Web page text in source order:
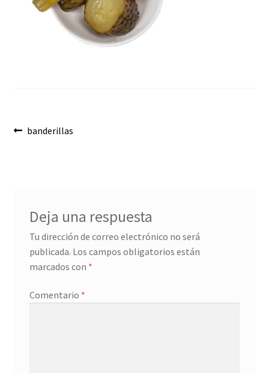
Finalizar compra
Mi cuenta
Pescados y Mariscos
Política de Privacidad Y Cookies
Navegación
Anterior:
banderillas
Deja una respuesta
Tu dirección de correo electrónico no será
publicada. Los campos obligatorios están
marcados con *
Comentario *